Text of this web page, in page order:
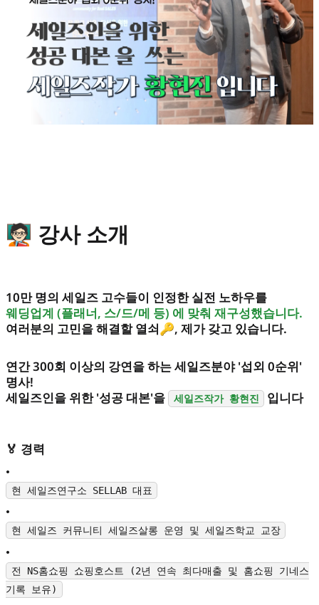
🧑🏻‍🏫 강사 소개
10만 명의 세일즈 고수들이 인정한 실전 노하우를
웨딩업계 (플래너, 스/드/메 등) 에 맞춰 재구성했습니다.
여러분의 고민을 해결할 열쇠🔑, 제가 갖고 있습니다.
연간 300회 이상의 강연을 하는 세일즈분야 '섭외 0순위'
명사!
세일즈인을 위한 '성공 대본'을
세일즈작가 황현진 입니다
🏅 경력
•
현 세일즈연구소 SELLAB 대표
•
현 세일즈 커뮤니티 세일즈살롱 운영 및 세일즈학교 교장
•
전 NS홈쇼핑 쇼핑호스트 (2년 연속 최다매출 및 홈쇼핑 기네스
기록 보유)